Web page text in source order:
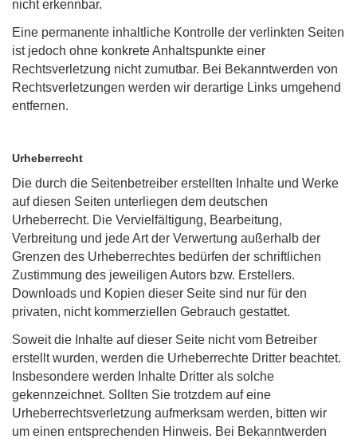
nicht erkennbar.
Eine permanente inhaltliche Kontrolle der verlinkten Seiten
ist jedoch ohne konkrete Anhaltspunkte einer
Rechtsverletzung nicht zumutbar. Bei Bekanntwerden von
Rechtsverletzungen werden wir derartige Links umgehend
entfernen.
Urheberrecht
Die durch die Seitenbetreiber erstellten Inhalte und Werke
auf diesen Seiten unterliegen dem deutschen
Urheberrecht. Die Vervielfältigung, Bearbeitung,
Verbreitung und jede Art der Verwertung außerhalb der
Grenzen des Urheberrechtes bedürfen der schriftlichen
Zustimmung des jeweiligen Autors bzw. Erstellers.
Downloads und Kopien dieser Seite sind nur für den
privaten, nicht kommerziellen Gebrauch gestattet.
Soweit die Inhalte auf dieser Seite nicht vom Betreiber
erstellt wurden, werden die Urheberrechte Dritter beachtet.
Insbesondere werden Inhalte Dritter als solche
gekennzeichnet. Sollten Sie trotzdem auf eine
Urheberrechtsverletzung aufmerksam werden, bitten wir
um einen entsprechenden Hinweis. Bei Bekanntwerden